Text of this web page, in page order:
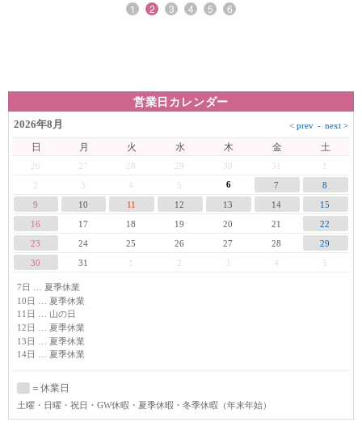
1 2 3 4 5 6
営業日カレンダー
2026年8月
日 月 火 水 木 金 土
26 27 28 29 30 31
1
3 4 5 6 7
8
9
10 11 12 13 14
15
16
17 18 19 20 21
22
23
24 25 26 27 28
29
30
31 1 3 4 5
7日 … 夏季休業
10日 … 夏季休業
11日 … 山の日
12日 … 夏季休業
13日 … 夏季休業
14日 … 夏季休業
＝休業日
土曜・日曜・祝日・GW休暇・夏季休暇・冬季休暇（年末年始）